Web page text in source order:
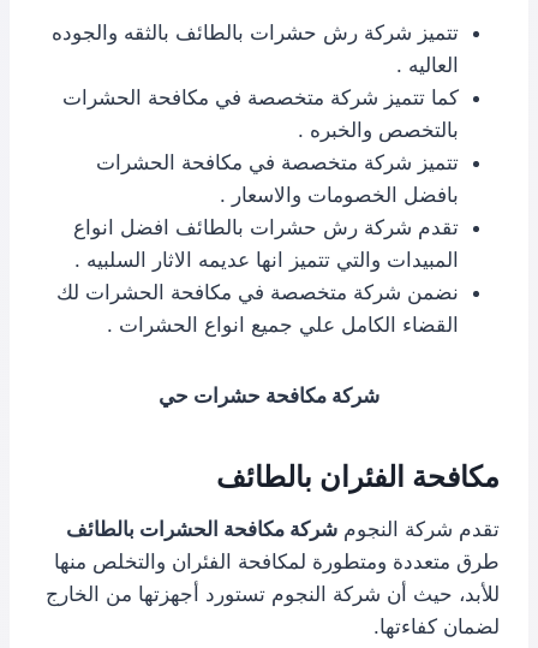
تتميز شركة رش حشرات بالطائف بالثقه والجوده
العاليه .
كما تتميز شركة متخصصة في مكافحة الحشرات
بالتخصص والخبره .
تتميز شركة متخصصة في مكافحة الحشرات
بافضل الخصومات والاسعار .
تقدم شركة رش حشرات بالطائف افضل انواع
المبيدات والتي تتميز انها عديمه الاثار السلبيه .
نضمن شركة متخصصة في مكافحة الحشرات لك
القضاء الكامل علي جميع انواع الحشرات .
شركة مكافحة حشرات حي
مكافحة الفئران بالطائف
تقدم شركة النجوم شركة مكافحة الحشرات بالطائف
طرق متعددة ومتطورة لمكافحة الفئران والتخلص منها
للأبد، حيث أن شركة النجوم تستورد أجهزتها من الخارج
لضمان كفاءتها.